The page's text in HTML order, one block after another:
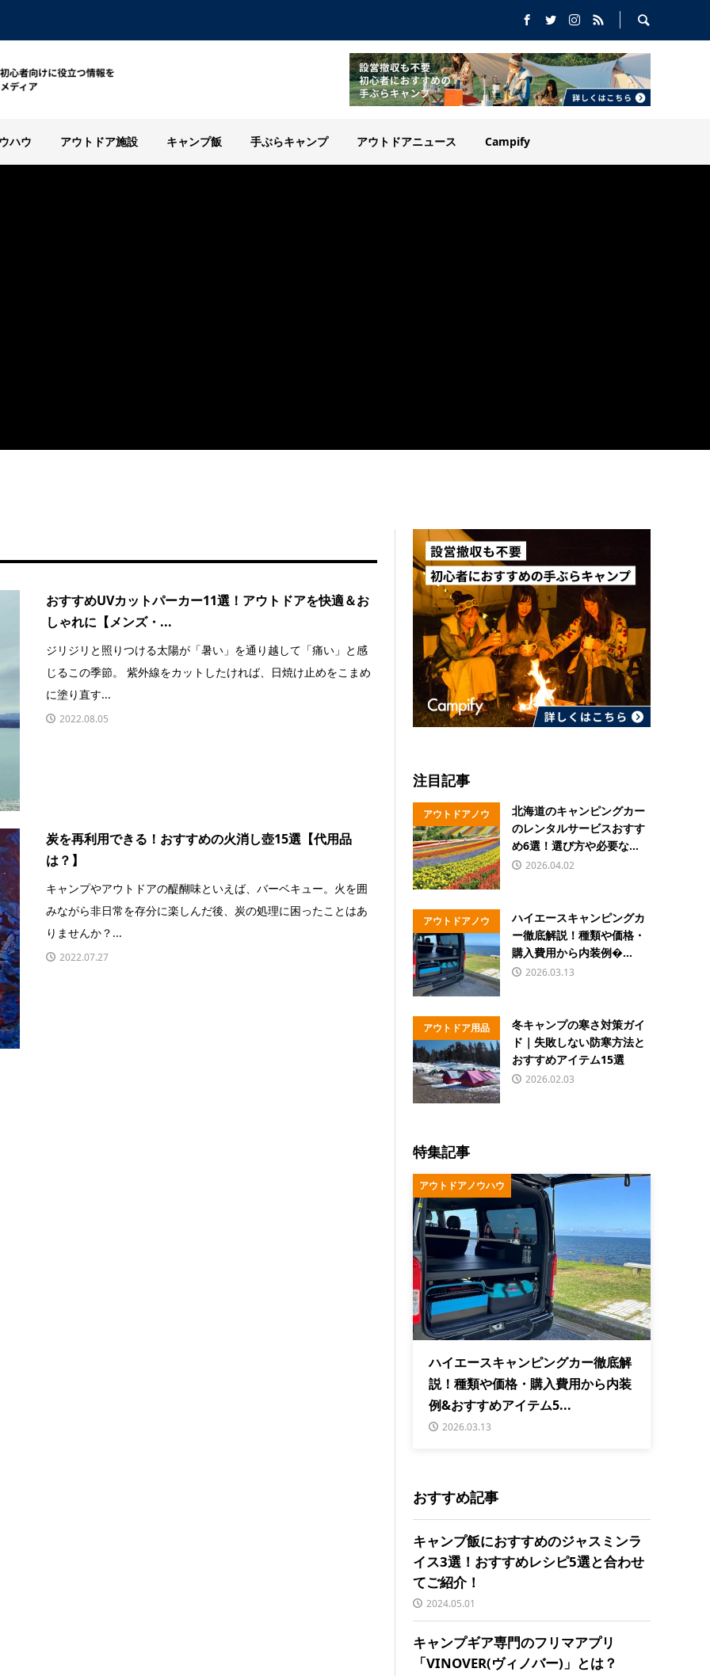
ハウ アウトドア施設 キャンプ飯 手ぶらキャンプ アウトドアニュース Campify
おすすめUVカットパーカー11選！アウトドアを快適＆お
しゃれに【メンズ・...
ジリジリと照りつける太陽が「暑い」を通り越して「痛い」と感
じるこの季節。 紫外線をカットしたければ、日焼け止めをこまめ
に塗り直す...
2022.08.05
炭を再利用できる！おすすめの火消し壺15選【代用品
は？】
キャンプやアウトドアの醍醐味といえば、バーベキュー。火を囲
みながら非日常を存分に楽しんだ後、炭の処理に困ったことはあ
りませんか？...
2022.07.27
注目記事
アウトドアノウ
ハウ
北海道のキャンピングカー
のレンタルサービスおすす
め6選！選び方や必要な...
2026.04.02
アウトドアノウ
ハウ
ハイエースキャンピングカ
ー徹底解説！種類や価格・
購入費用から内装例�...
2026.03.13
アウトドア用品
冬キャンプの寒さ対策ガイ
ド｜失敗しない防寒方法と
おすすめアイテム15選
2026.02.03
特集記事
アウトドアノウハウ
ハイエースキャンピングカー徹底解
説！種類や価格・購入費用から内装
例&おすすめアイテム5...
2026.03.13
おすすめ記事
キャンプ飯におすすめのジャスミンラ
イス3選！おすすめレシピ5選と合わせ
てご紹介！
2024.05.01
キャンプギア専門のフリマアプリ
「VINOVER(ヴィノバー)」とは？